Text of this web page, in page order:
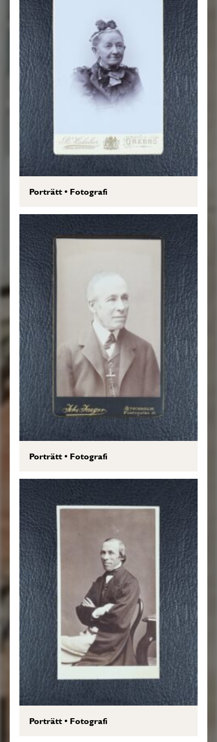
Porträtt• Fotografi
Porträtt• Fotografi
Porträtt• Fotografi